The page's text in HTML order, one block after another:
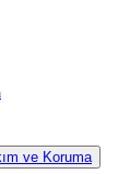
ve Koruma